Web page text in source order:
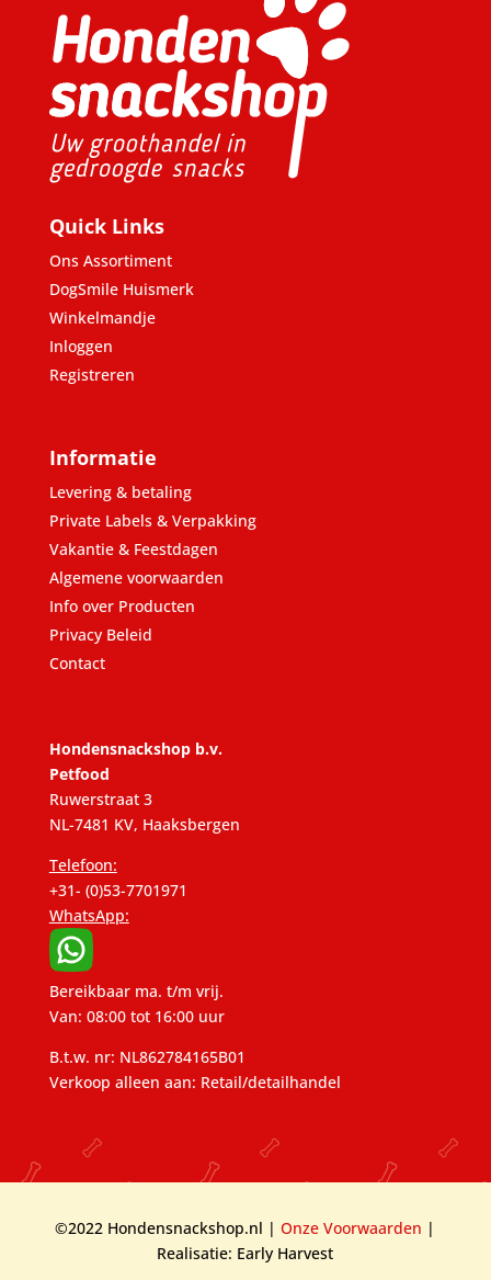
Quick Links
Ons Assortiment
DogSmile Huismerk
Winkelmandje
Inloggen
Registreren
Informatie
Levering & betaling
Private Labels & Verpakking
Vakantie & Feestdagen
Algemene voorwaarden
Info over Producten
Privacy Beleid
Contact
Hondensnackshop b.v.
Petfood
Ruwerstraat 3
NL-7481 KV, Haaksbergen
Telefoon:
+31- (0)53-7701971
WhatsApp:
Bereikbaar ma. t/m vrij.
Van: 08:00 tot 16:00 uur
B.t.w. nr: NL862784165B01
Verkoop alleen aan: Retail/detailhandel
©2022 Hondensnackshop.nl |Onze Voorwaarden |
Realisatie: Early Harvest